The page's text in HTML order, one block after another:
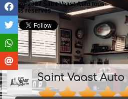
©2026-2027 Saint Vaast Auto tous
droits réservés
Saint Vaast Auto